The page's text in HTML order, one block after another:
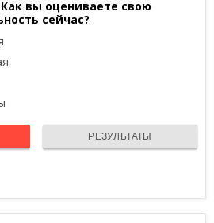
вы оцениваете свою
сейчас?
РЕЗУЛЬТАТЫ